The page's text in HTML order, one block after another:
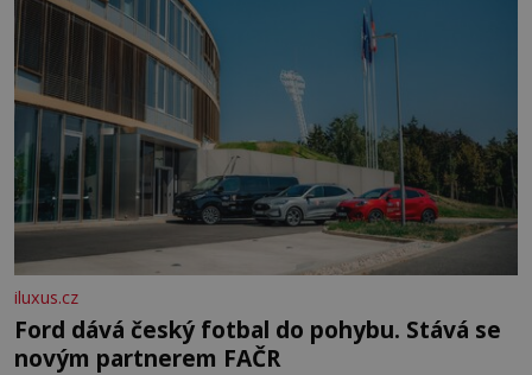
iluxus.cz
Ford dává český fotbal do pohybu. Stává se
novým partnerem FAČR